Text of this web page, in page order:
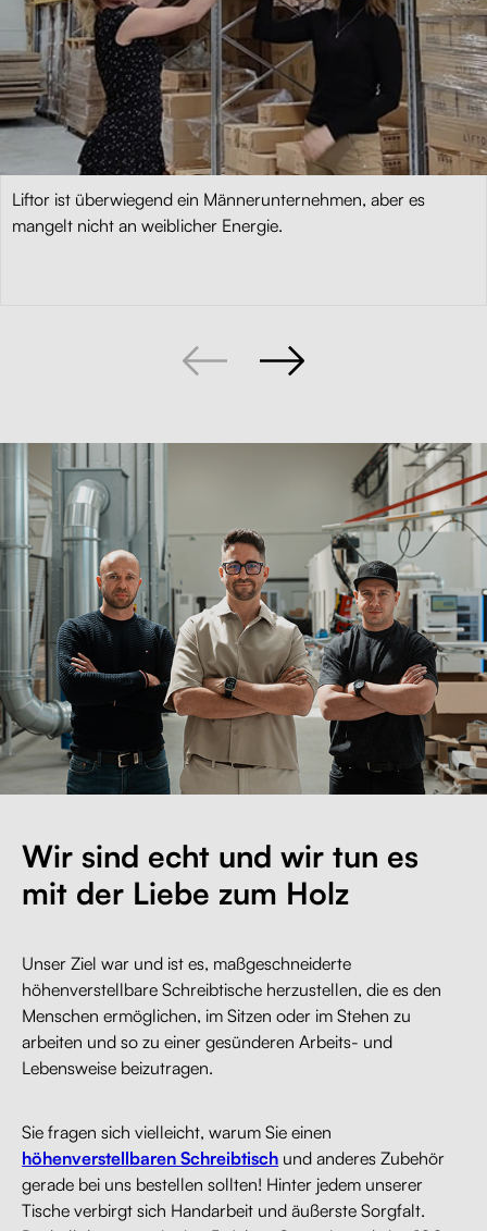
Liftor ist überwiegend ein Männerunternehmen, aber es
mangelt nicht an weiblicher Energie.
Wir sind echt und wir tun es
mit der Liebe zum Holz
Unser Ziel war und ist es, maßgeschneiderte
höhenverstellbare Schreibtische herzustellen, die es den
Menschen ermöglichen, im Sitzen oder im Stehen zu
arbeiten und so zu einer gesünderen Arbeits- und
Lebensweise beizutragen.
Sie fragen sich vielleicht, warum Sie einen
höhenverstellbaren Schreibtisch und anderes Zubehör
gerade bei uns bestellen sollten! Hinter jedem unserer
Tische verbirgt sich Handarbeit und äußerste Sorgfalt.